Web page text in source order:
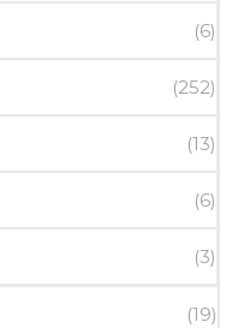
(6)
(252)
(13)
(6)
(3)
(19)